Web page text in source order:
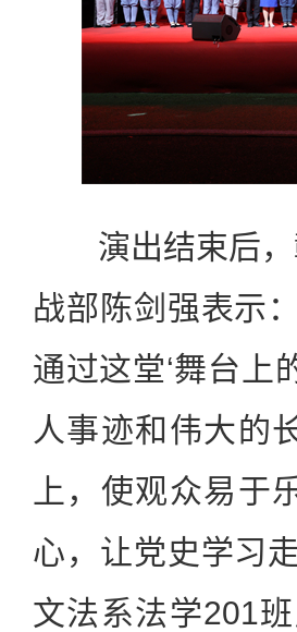
演出结束后，
战部陈剑强表示
通过这堂‘舞台上
人事迹和伟大的
上，使观众易于
心，让党史学习
文法系法学201